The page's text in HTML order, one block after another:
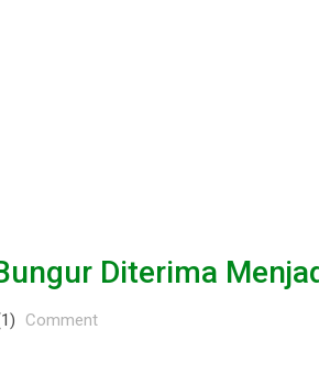
Diterima
Comment